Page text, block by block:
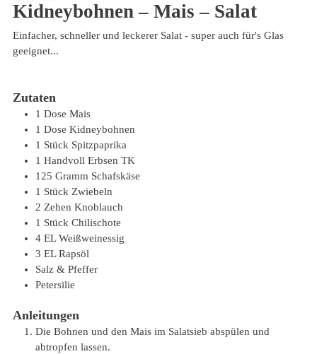
Kidneybohnen – Mais – Salat
Einfacher, schneller und leckerer Salat - super auch für's Glas
geeignet...
Zutaten
1 Dose Mais
1 Dose Kidneybohnen
1 Stück Spitzpaprika
1 Handvoll Erbsen TK
125 Gramm Schafskäse
1 Stück Zwiebeln
2 Zehen Knoblauch
1 Stück Chilischote
4 ELWeißweinessig
3 ELRapsöl
Salz & Pfeffer
Petersilie
Anleitungen
Die Bohnen und den Mais im Salatsieb abspülen und
abtropfen lassen.